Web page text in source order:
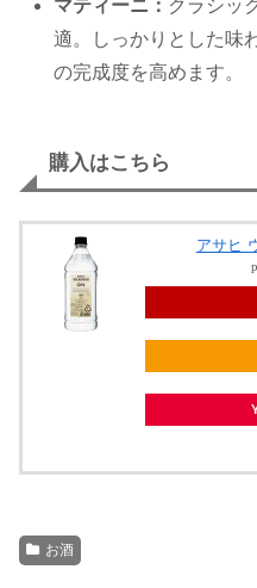
マティーニ： クラシッ
適。しっかりとした味
の完成度を高めます。
購入はこちら
アサヒ
お酒